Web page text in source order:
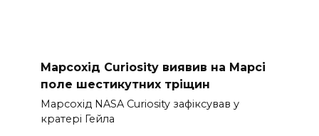
Марсохід Curiosity виявив на Марсі
поле шестикутних тріщин
Марсохід NASA Curiosity зафіксував у
кратері Гейла